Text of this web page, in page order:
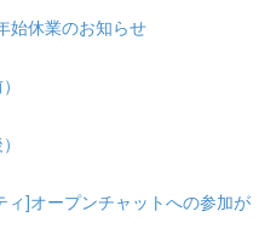
休業のお知らせ
ィ]オープンチャットへの参加が